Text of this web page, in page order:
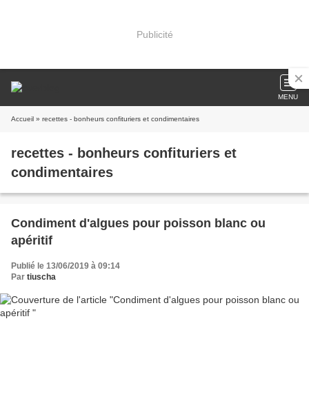
Publicité
MENU
Accueil » recettes - bonheurs confituriers et condimentaires
recettes - bonheurs confituriers et
condimentaires
Condiment d'algues pour poisson blanc ou
apéritif
Publié le 13/06/2019 à 09:14
Par tiuscha